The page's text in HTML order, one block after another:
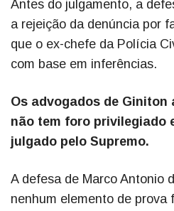
Antes do julgamento, a
a rejeição da denúncia por
que o ex-chefe da Polícia
com base em inferências.
Os advogados de Giniton
não tem foro privilegiado
julgado pelo Supremo.
A defesa de Marco Antonio
nenhum elemento de prova